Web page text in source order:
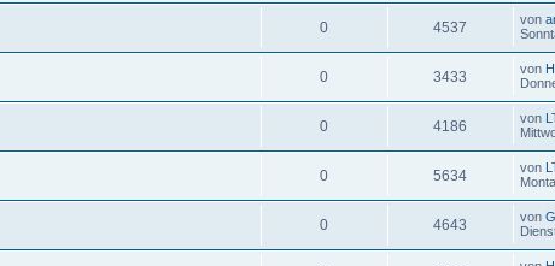
0 4537 von
0 3433 von
0 4186 von
0 5634 von
0 4643 von